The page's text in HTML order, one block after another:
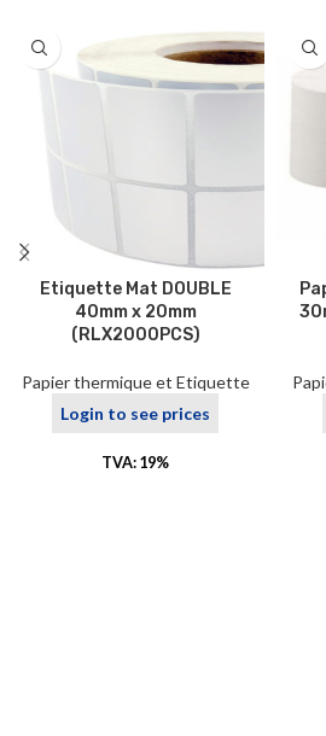
Etiquette Mat DOUBLE
40mm x 20mm
(RLX2000PCS)
Papier thermique et Etiquette
Login to see prices
TVA: 19%